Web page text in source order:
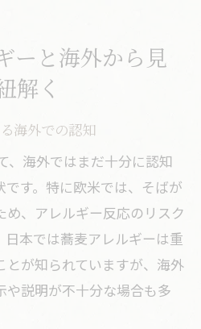
ーと海外から見
解く
海外での認知
、海外ではまだ十分に認知
す。特に欧米では、そばが
、アレルギー反応のリスク
本では蕎麦アレルギーは重
とが知られていますが、海外
や説明が不十分な場合も多